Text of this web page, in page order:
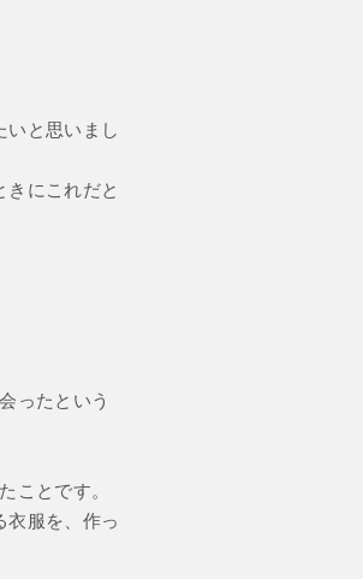
と思いまし
にこれだと
ったという
ことです。
服を、作っ